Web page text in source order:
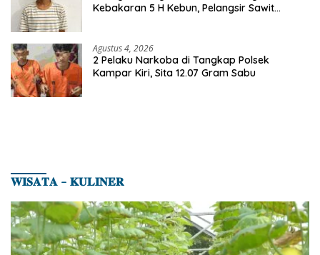
Kebakaran 5 H Kebun, Pelangsir Sawit
Agustus 4, 2026
2 Pelaku Narkoba di Tangkap Polsek
Kampar Kiri, Sita 12.07 Gram Sabu
𝐖𝐈𝐒𝐀𝐓𝐀 – 𝐊𝐔𝐋𝐈𝐍𝐄𝐑